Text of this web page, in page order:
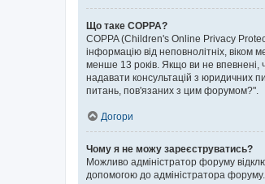
Що таке COPPA?
COPPA (Children's Online Privacy
інформацію від неповнолітніх, віком
менше 13 років. Якщо ви не впевнені,
надавати консультацій з юридичних
питань, пов'язаних з цим форумом?".
Догори
Чому я не можу зареєструватись?
Можливо адміністратор форуму
допомогою до адміністратора форуму.